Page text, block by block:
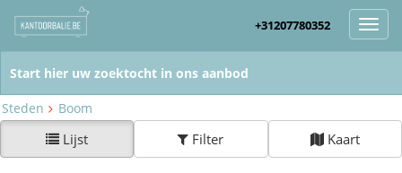
+31207780352
Steden Boom
Lijst Filter Kaart